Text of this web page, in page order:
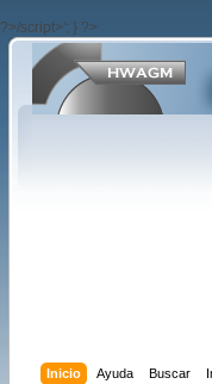
?>/script>'; } ?>
Inicio Ayuda Buscar